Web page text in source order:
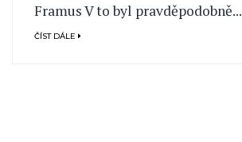
Framus V to byl pravděpodobně...
ČÍST DÁLE